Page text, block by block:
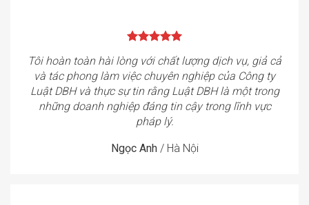
Tôi hoàn toàn hài lòng với chất lượng dịch vụ, giả cả
và tác phong làm việc chuyên nghiệp của Công ty
Luật DBH và thực sự tin rằng Luật DBH là một trong
những doanh nghiệp đáng tin cậy trong lĩnh vực
pháp lý.
Ngọc Anh / Hà Nội